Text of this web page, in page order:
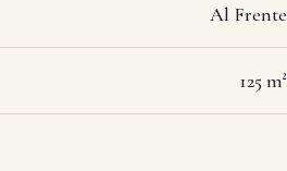
Al Frente
125 m²